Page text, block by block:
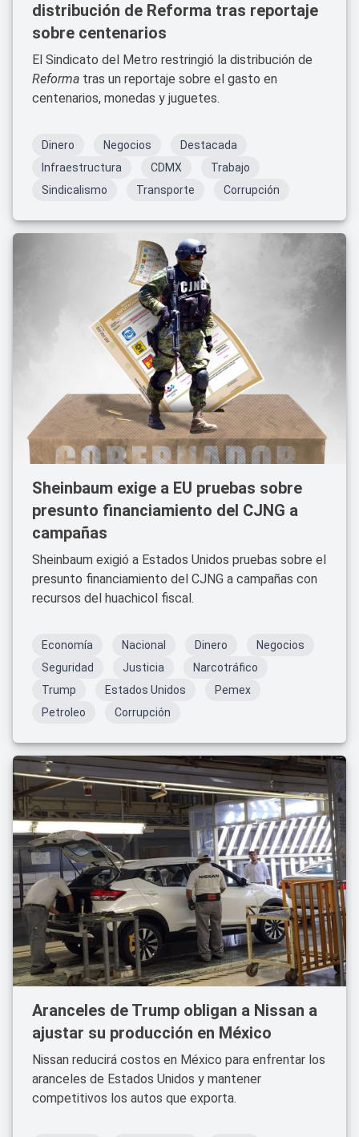
distribución de Reforma tras reportaje
sobre centenarios
El Sindicato del Metro restringió la distribución de
Reforma tras un reportaje sobre el gasto en
centenarios, monedas y juguetes.
Dinero Negocios
Destacada
Infraestructura
CDMX
Trabajo
Sindicalismo
Transporte Corrupción
Sheinbaum exige a EU pruebas sobre
presunto financiamiento del CJNG a
campañas
Sheinbaum exigió a Estados Unidos pruebas sobre el
presunto financiamiento del CJNG a campañas con
recursos del huachicol fiscal.
Economía Nacional Dinero
Negocios
Seguridad
Justicia
Narcotráfico
Trump
Estados Unidos
Pemex
Petroleo
Corrupción
Aranceles de Trump obligan a Nissan a
ajustar su producción en México
Nissan reducirá costos en México para enfrentar los
aranceles de Estados Unidos y mantener
competitivos los autos que exporta.